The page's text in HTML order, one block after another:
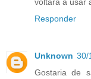
voltará a usar
Responder
Unknown 30/
Gostaria de